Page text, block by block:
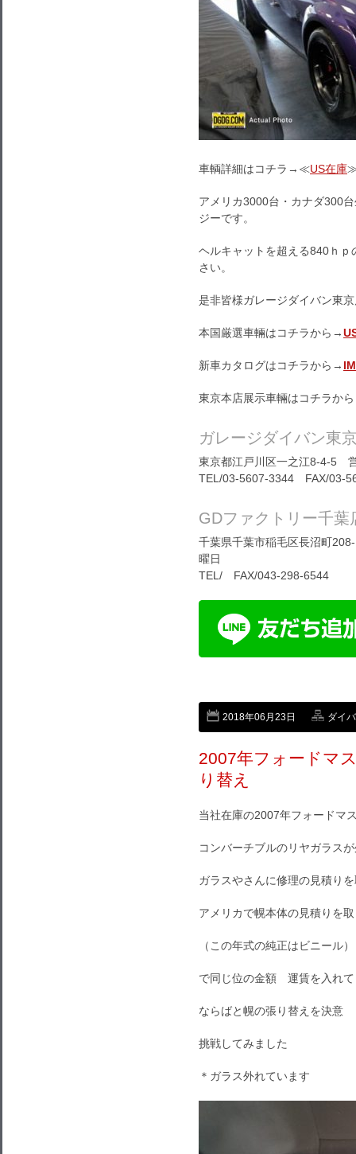
車輌詳細はコチラ→≪US在庫
アメリカ3000台・カナダ300
ジーです。
ヘルキャットを超える840ｈ
さい。
是非皆様ガレージダイバン東
本国厳選車輛はコチラから→
新車カタログはコチラから→
東京本店展示車輛はコチラか
ガレージダイバン東
東京都江戸川区一之江8-4-5
TEL/03-5607-3344 FAX/03-
GDファクトリー千葉
千葉県千葉市稲毛区長沼町
曜日
TEL/ FAX/043-298-6544
2018年06月23日 ダイ
2007年フォードマ
り替え
当社在庫の2007年フォードマ
コンバーチブルのリヤガラス
ガラスやさんに修理の見積り
アメリカで幌本体の見積りを
（この年式の純正はビニール）
で同じ位の金額 運賃を入れて
ならばと幌の張り替えを決意
挑戦してみました
＊ガラス外れています